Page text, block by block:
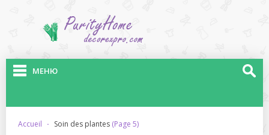
МЕНЮ
accueil · soin des plantes (Page 5)